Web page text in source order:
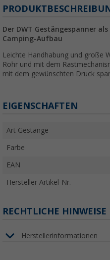
Der DWT Gestängespanner
Camping-Aufbau
Leichte Handhabung und große
Rohr und mit dem
mit dem gewünschten Druck
EIGENSCHAFTEN
Art Gestänge
Farbe
EAN
Hersteller Artikel-Nr.
RECHTLICHE HINWEISE
Herstellerinformationen